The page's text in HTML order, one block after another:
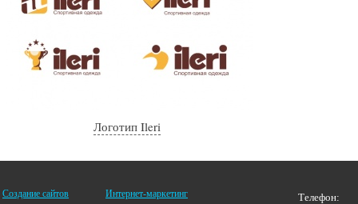
Логотип Ileri
Создание сайтов Интернет-маркетинг Телефон: